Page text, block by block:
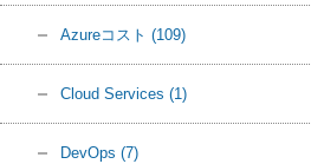
Azureコスト (109)
Cloud Services (1)
DevOps (7)